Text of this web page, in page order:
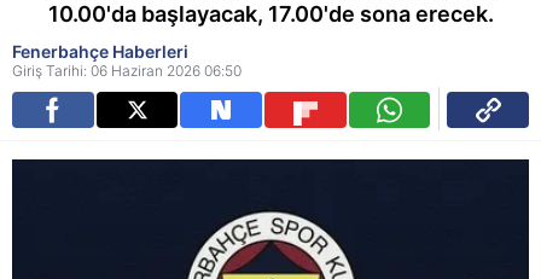
10.00'da başlayacak, 17.00'de sona erecek.
Fenerbahçe Haberleri
Giriş Tarihi: 06 Haziran 2026 06:50